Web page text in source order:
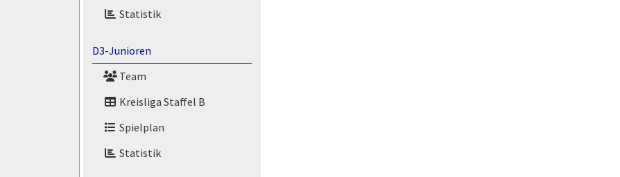
Statistik
D3-Junioren
Team
Kreisliga Staffel B
Spielplan
Statistik